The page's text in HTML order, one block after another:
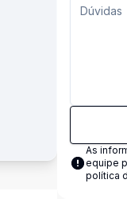
As
equipe
política